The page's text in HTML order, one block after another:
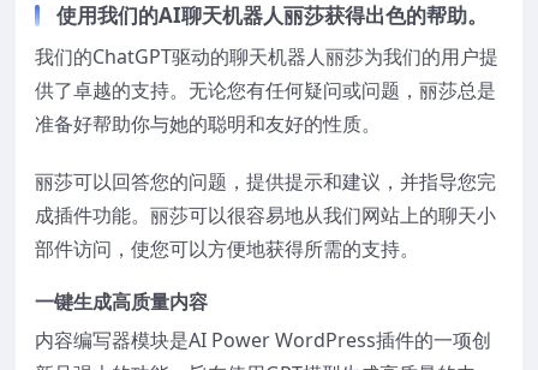
使用我们的AI聊天机器人丽莎获得出色的帮助。
我们的ChatGPT驱动的聊天机器人丽莎为我们的用户提
供了卓越的支持。无论您有任何疑问或问题，丽莎总是
准备好帮助你与她的聪明和友好的性质。
丽莎可以回答您的问题，提供提示和建议，并指导您完
成插件功能。丽莎可以很容易地从我们网站上的聊天小
部件访问，使您可以方便地获得所需的支持。
一键生成高质量内容
内容编写器模块是AI Power WordPress插件的一项创